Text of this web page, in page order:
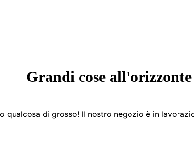
Grandi cose all'orizzonte
qualcosa di grosso! Il nostro negozio è in